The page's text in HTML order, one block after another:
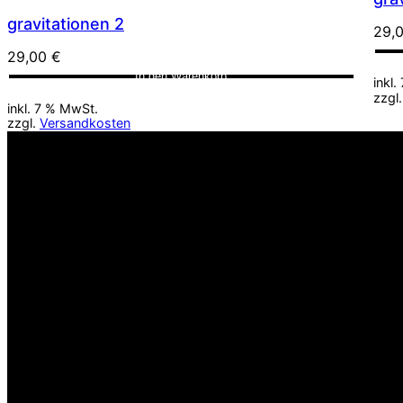
gravitationen 2
29,00 €
In den Warenkorb
inkl. 7 % MwSt.
zzgl. Versandkosten
inkl.